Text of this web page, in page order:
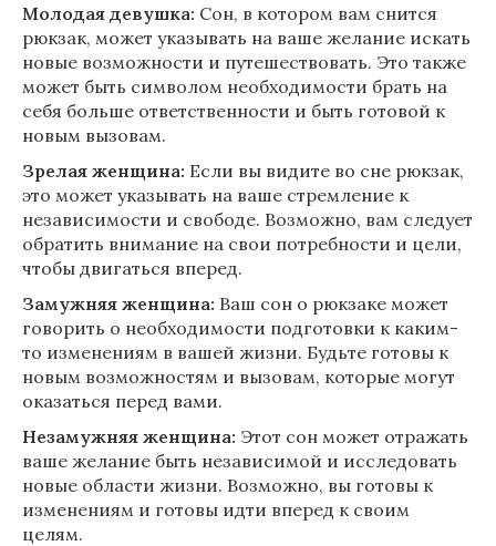
Молодая девушка: Сон, в котором вам снится
рюкзак, может указывать на ваше желание искать
новые возможности и путешествовать. Это также
может быть символом необходимости брать на
себя больше ответственности и быть готовой к
новым вызовам.
Зрелая женщина: Если вы видите во сне рюкзак,
это может указывать на ваше стремление к
независимости и свободе. Возможно, вам следует
обратить внимание на свои потребности и цели,
чтобы двигаться вперед.
Замужняя женщина: Ваш сон о рюкзаке может
говорить о необходимости подготовки к каким-
то изменениям в вашей жизни. Будьте готовы к
новым возможностям и вызовам, которые могут
оказаться перед вами.
Незамужняя женщина: Этот сон может отражать
ваше желание быть независимой и исследовать
новые области жизни. Возможно, вы готовы к
изменениям и готовы идти вперед к своим
целям.